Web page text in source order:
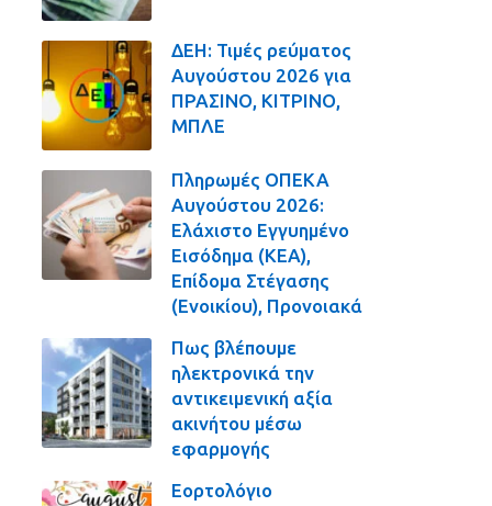
ΔΕΗ: Τιμές ρεύματος
Αυγούστου 2026 για
ΠΡΑΣΙΝΟ, ΚΙΤΡΙΝΟ,
ΜΠΛΕ
Πληρωμές ΟΠΕΚΑ
Αυγούστου 2026:
Ελάχιστο Εγγυημένο
Εισόδημα (ΚΕΑ),
Επίδομα Στέγασης
(Ενοικίου), Προνοιακά
Πως βλέπουμε
ηλεκτρονικά την
αντικειμενική αξία
ακινήτου μέσω
εφαρμογής
Εορτολόγιο